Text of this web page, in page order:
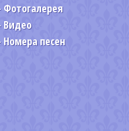
Фотогалерея
Видео
Номера песен